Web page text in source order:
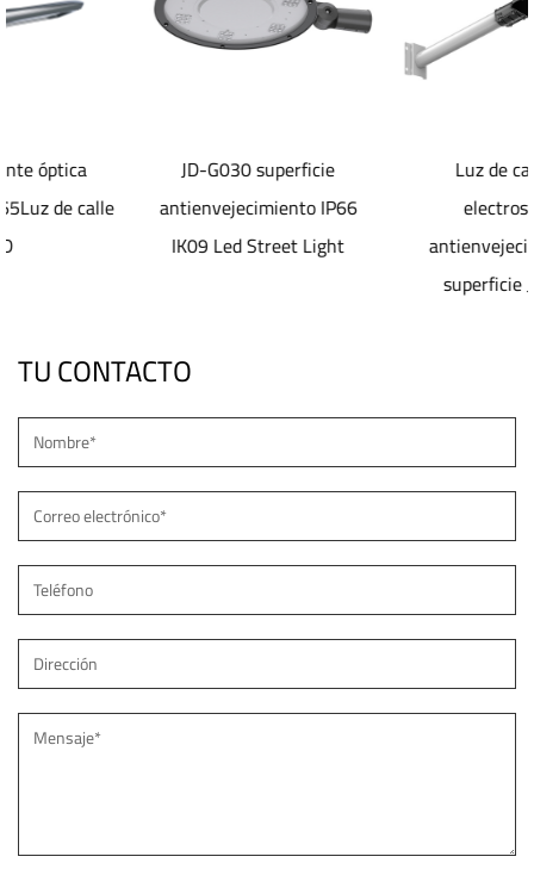
JD-G030 superficie
antienvejecimiento IP66
IK09 Led Street Light
Luz de calle Led
electrostática
antienvejecimiento de
superficie JD-1072
TU CONTACTO